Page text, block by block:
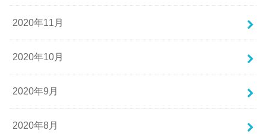
2020年11月
2020年10月
2020年9月
2020年8月